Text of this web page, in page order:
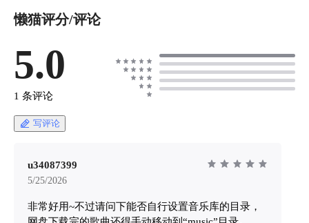
懒猫评分/评论
5.0
1 条评论
写评论
u34087399
5/25/2026
非常好用~不过请问下能否自行设置音乐库的目录，